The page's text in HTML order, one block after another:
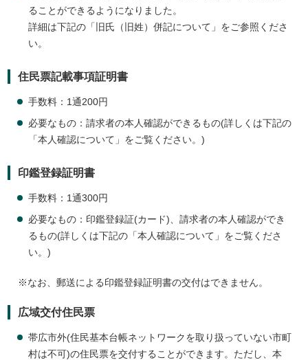
ることができるようになりました。
詳細は下記の「旧氏（旧姓）併記について」をご参照くださ
い。
住民票記載事項証明書
手数料：1通200円
必要なもの：請求者の本人確認ができるもの(詳しくは下記の
「本人確認について」をご覧ください。)
印鑑登録証明書
手数料：1通300円
必要なもの：印鑑登録証(カード)、請求者の本人確認ができ
るもの(詳しくは下記の「本人確認について」をご覧くださ
い。)
※なお、郵送による印鑑登録証明書の交付はできません。
広域交付住民票
帯広市外(住民基本台帳ネットワークを取り扱っていない市町
村は不可)の住民票を交付することができます。ただし、本